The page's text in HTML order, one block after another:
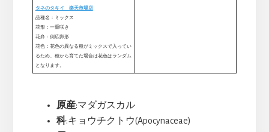
タネのタキイ 楽天市場店
品種名：ミックス
花形：一重咲き
花弁：倒広卵形
花色：花色の異なる種がミックスで入ってい
るため、種から育てた場合は花色はランダム
となります。
原産:マダガスカル
科:キョウチクトウ(Apocynaceae)